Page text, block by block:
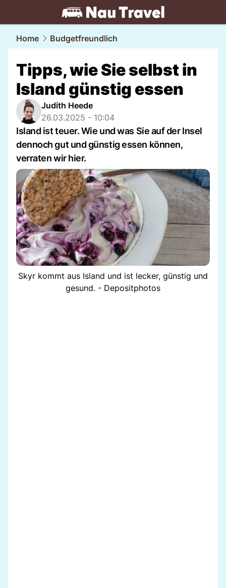
travel.NAU.ch
Home Budgetfreundlich
Tipps, wie Sie selbst in
Island günstig essen
Judith Heede
26.03.2025 - 10:04
Island ist teuer. Wie und was Sie auf der Insel
dennoch gut und günstig essen können,
verraten wir hier.
Skyr kommt aus Island und ist lecker, günstig und
gesund. - Depositphotos